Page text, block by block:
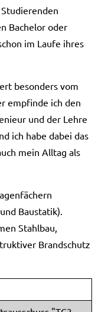
Bachelor oder
im Laufe ihres
besonders vom
empfinde ich den
und der Lehre
ich habe dabei das
mein Alltag als
Baustatik).
Stahlbau,
Brandschutz